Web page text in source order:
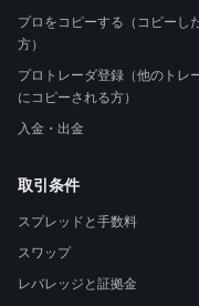
プロをコピーする（コピーし
方）
プロトレーダ登録（他のトレ
にコピーされる方）
入金・出金
取引条件
スプレッドと手数料
スワップ
レバレッジと証拠金